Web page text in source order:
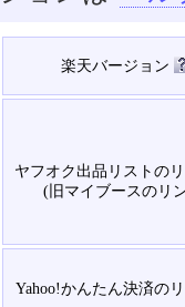
楽天バージョン
ヤフオク出品リストの
(旧マイブースのリ
Yahoo!かんたん決済の